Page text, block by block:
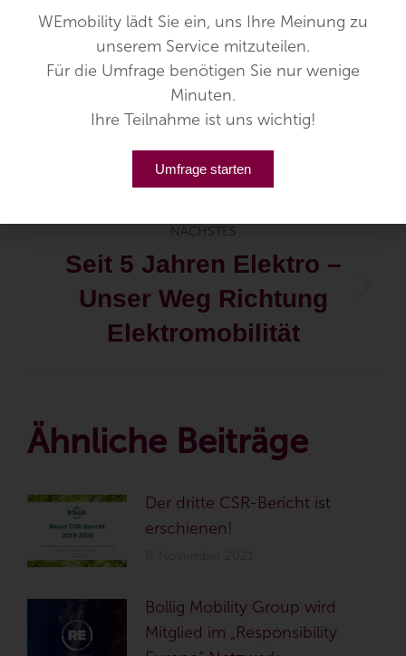
Categories:Bollig-Group , CSR ,Nachhaltigkeit
ZURÜCK
Neu in Diekirch: Loui-
Express mit Voyages Simon
NÄCHSTES
Seit 5 Jahren Elektro –
Unser Weg Richtung
Elektromobilität
Ähnliche Beiträge
Der dritte CSR-Bericht ist
erschienen!
Bollig Mobility Group wird
Mitglied im „Responsibility
WEmobility lädt Sie ein, uns Ihre Meinung zu
unserem Service mitzuteilen.
Für die Umfrage benötigen Sie nur wenige
Minuten.
Ihre Teilnahme ist uns wichtig!
Umfrage starten